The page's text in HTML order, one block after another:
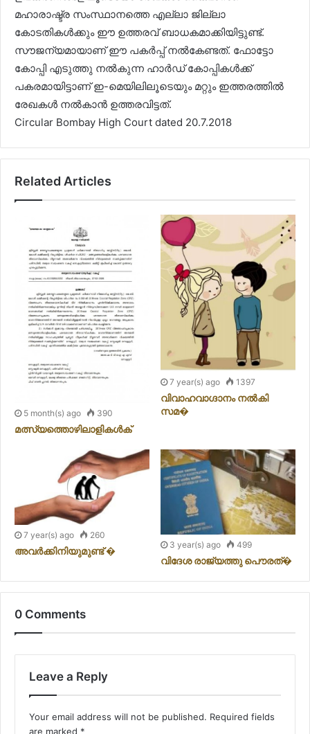
മഹാരാഷ്ട്ര സംസ്ഥാനത്തെ എല്ലാ ജില്ലാ
കോടതികൾക്കും ഈ ഉത്തരവ് ബാധകമാക്കിയിട്ടുണ്ട്.
സൗജന്യമായാണ് ഈ പകർപ്പ് നൽകേണ്ടത്. ഫോട്ടോ
കോപ്പി എടുത്തു നൽകുന്ന ഹാർഡ് കോപ്പികൾക്ക്
പകരമായിട്ടാണ് ഇ-മെയിലിലൂടെയും മറ്റും ഇത്തരത്തിൽ
രേഖകൾ നൽകാൻ ഉത്തരവിട്ടത്.
Circular Bombay High Court dated 20.7.2018
Related Articles
5 month(s) ago 390
മത്സ്യത്തൊഴിലാളികൾക്
7 year(s) ago 1397
വിവാഹവാഗ്ദാനം നൽകി
സമ�
7 year(s) ago 260
അവര്‍ക്കിനിയുമുണ്ട് �
3 year(s) ago 499
വിദേശ രാജ്യത്തു പൌരത്�
0 Comments
Leave a Reply
Your email address will not be published. Required fields
are marked *